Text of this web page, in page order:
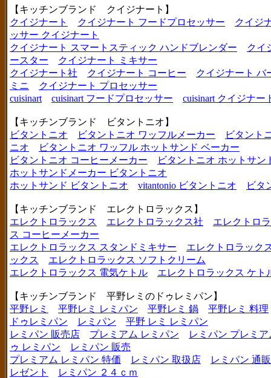
【キッチンブランド クイジナート】
クイジナート
クイジナート フードプロセッサー
クイジ
ッサー クイジナート
クイジナート スマートスティック ハンドブレンダー
クイ
ースター
クイジナート ミキサー
クイジナート社
クイジナート コーヒー
クイジナート バ
ミニ
クイジナート プロセッサー
cuisinart
cuisinart フードプロセッサー cuisinart クイジナー
【キッチンブランド ビタントニオ】
ビタントニオ
ビタントニオ ワッフルメーカー
ビタント
ニオ
ビタントニオ ワッフル ホットサンド ベーカー
ビタントニオ コーヒーメーカー
ビタントニオ ホットサン
ホットサンドメーカー ビタントニオ
ホットサンド ビタントニオ
vitantonio ビタントニオ ビタ
【キッチンブランド エレクトロラックス】
エレクトロラックス
エレクトロラックス社
エレクトロ
ス コーヒーメーカー
エレクトロラックス スタンドミキサー
エレクトロラック
ックス
エレクトロラックス ソフトクリーム
エレクトロラックス 電気ケトル
エレクトロラックス ケト
【キッチンブランド 平野レミのドゥレミパン】
平野レミ
平野レミ レミパン 平野レミ 鍋
平野レミ 料理
ドゥレミパン
レミパン
平野 レミ レミパン
レミパン 販売店
プレミアム レミパン
レミパン プレミア
ゥ レミパン
レミパン 販売
プレミアム レミパン 特価
レミパン 取扱店
レミパン 通販
レゼント
レミパン ２４ｃｍ